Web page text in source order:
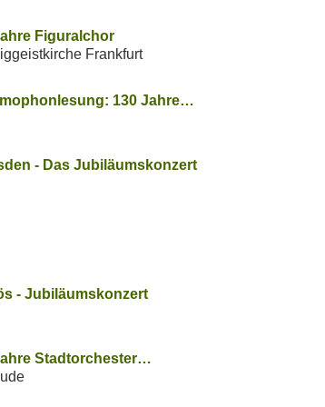
Figuralchor
Frankfurt
130 Jahre…
- Das Jubiläumskonzert
- Jubiläumskonzert
Stadtorchester…